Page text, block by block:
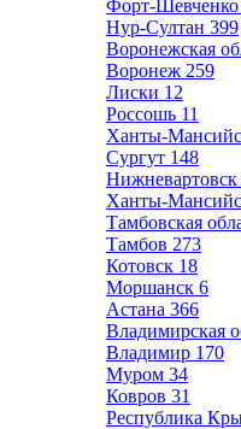
Форт-Шевченко
Нур-Султан 399
Воронежская
Воронеж 259
Лиски 12
Россошь 11
Ханты-
Сургут 148
Нижневартовск
Ханты-
Тамбовская
Тамбов 273
Котовск 18
Моршанск 6
Астана 366
Владимирская
Владимир 170
Муром 34
Ковров 31
Республика